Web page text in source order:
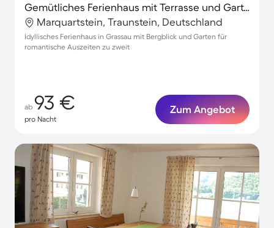
Gemütliches Ferienhaus mit Terrasse und Garten | Bergblick
Marquartstein, Traunstein, Deutschland
Idyllisches Ferienhaus in Grassau mit Bergblick und Garten für
romantische Auszeiten zu zweit
ab 93 €
pro Nacht
Zum Angebot